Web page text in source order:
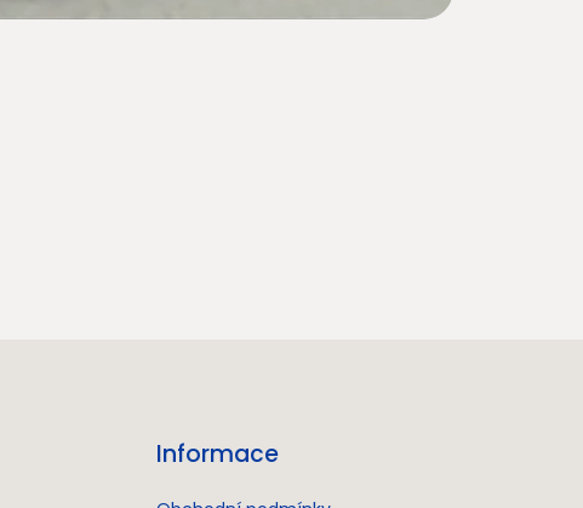
Informace